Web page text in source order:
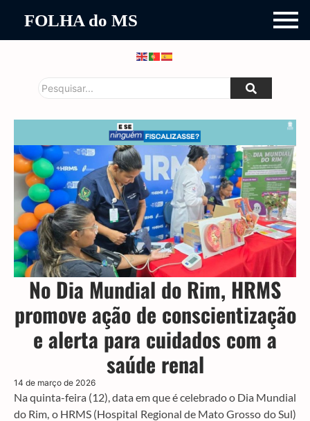
FOLHA do MS
No Dia Mundial do Rim, HRMS
promove ação de conscientização
e alerta para cuidados com a
saúde renal
14 de março de 2026
Na quinta-feira (12), data em que é celebrado o Dia Mundial
do Rim, o HRMS (Hospital Regional de Mato Grosso do Sul)